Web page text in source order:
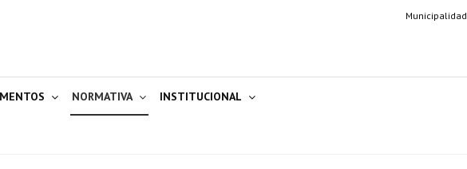
Municipalidad
NORMATIVA INSTITUCIONAL